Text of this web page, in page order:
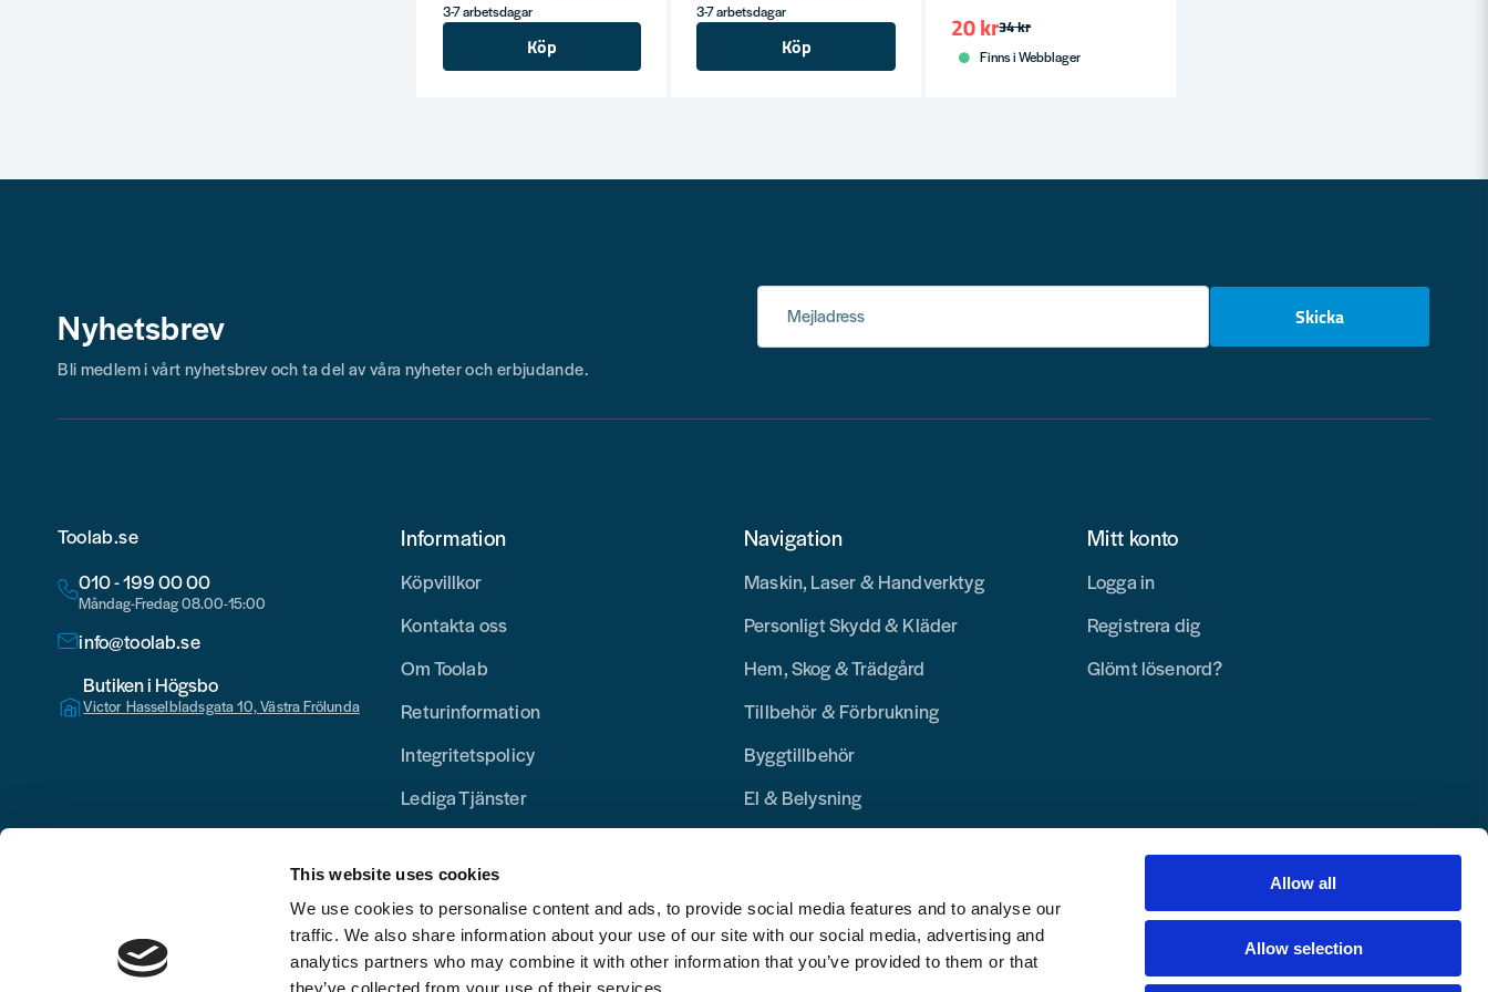
This website uses cookies
We use cookies to personalise content and ads, to provide social media features and to analyse our
traffic. We also share information about your use of our site with our social media, advertising and
analytics partners who may combine it with other information that you’ve provided to them or that
Allow all
Allow selection
3-7 arbetsdagar
Köp
3-7 arbetsdagar
Köp
34 kr
20 kr
Finns i Webblager
Nyhetsbrev Mejladress Skicka
Bli medlem i vårt nyhetsbrev och ta del av våra nyheter och erbjudande.
Toolab.se
010 - 199 00 00
Måndag-Fredag 08.00-15:00
info@toolab.se
Butiken i Högsbo
Victor Hasselbladsgata 10, Västra Frölunda
Information
Köpvillkor
Kontakta oss
Om Toolab
Returinformation
Integritetspolicy
Lediga Tjänster
Navigation
Maskin, Laser & Handverktyg
Personligt Skydd & Kläder
Hem, Skog & Trädgård
Tillbehör & Förbrukning
Byggtillbehör
El & Belysning
Mitt konto
Logga in
Registrera dig
Glömt lösenord?